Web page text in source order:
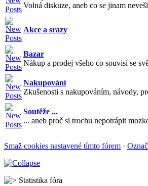
Volná diskuze, aneb co se jinam
Akce a srazy
Bazar
Nákup a prodej všeho co souvisí se
Nakupování
Zkušenosti s nakupováním, návody,
Soutěže ...
... aneb proč si trochu nepotrápit
Smaž cookies nastavené tímto fórem ·
Statistika fóra